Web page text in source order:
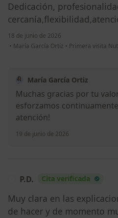
Dedicación,
18 de junio de 2026
• María García Ortiz • Primera visita
María García Ortiz
Muchas gracias por tu
esforzamos
atención!
19 de junio de 2026
P.D. Cita verificada
Muy clara en las
de hacer y de momento